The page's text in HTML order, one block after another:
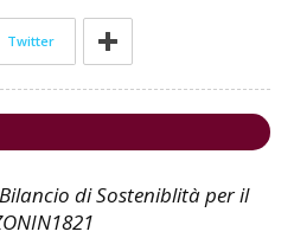
Twitter
di Sosteniblità per il